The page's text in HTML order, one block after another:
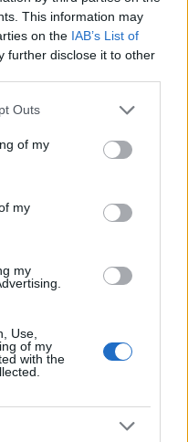
This information may
on the IAB’s List of
further disclose it to other
one or more Google
You may click to
its third-party tags to
in below Google
Outs
of my
my
my
Use,
of my
with the
elektrike: 425.
Vuhred